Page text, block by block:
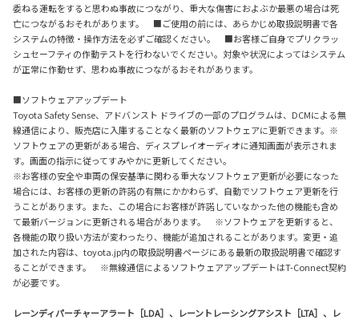
委ねる運転をすると思わぬ事故につながり、重大な傷害におよぶか最悪の場合は死
亡につながるおそれがあります。 ■ご使用の前には、あらかじめ取扱説明書で各
システムの特徴・操作方法を必ずご確認ください。 ■お客様ご自身でプリクラッ
シュセーフティの作動テストを行わないでください。対象や状況によってはシステム
が正常に作動せず、思わぬ事故につながるおそれがあります。
■ソフトウェアアップデート
Toyota Safety Sense、アドバンスト ドライブの一部のプログラムは、DCMによる無
線通信により、販売店に入庫することなく最新のソフトウェアに更新できます。※
ソフトウェアの更新がある場合、ディスプレイオーディオに通知画面が表示されま
す。画面の指示に従ってすみやかに更新してください。
※お客様の安全や車両の保安基準に関わる重大なソフトウェア更新が必要になった
場合には、お客様の更新の許諾の有無にかかわらず、自動でソフトウェア更新を行
うことがあります。また、この場合にお客様が許諾していなかった他の機能も含め
て最新バージョンに更新される場合があります。 ※ソフトウェアを更新すると、
各機能の取り扱い方法が変わったり、機能が追加されることがあります。変更・追
加された内容は、toyota.jp内の取扱説明書ページにある最新の取扱説明書で確認す
ることができます。 ※無線通信によるソフトウェアアップデートはT-Connect契約
が必要です。
レーンディパーチャーアラート［LDA］、レーントレーシングアシスト［LTA］、レ